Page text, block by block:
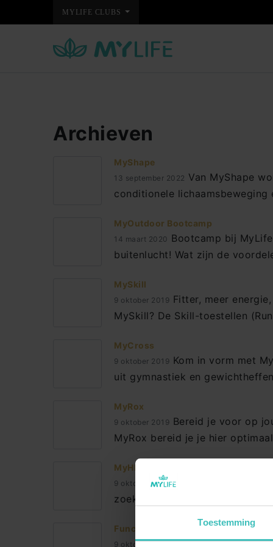
Toestemming
MYLIFE CLUBS
LEDEN INFORMATIE
Begeleiding op maat
Lesrooster & Reserveren
MyLife Webshop
Les
Archieven
MyShape
13 september 2022 Van MyShape
conditionele lichaamsbeweging
MyOutdoor Bootcamp
14 maart 2020 Bootcamp bij
buitenlucht! Wat zijn de
MySkill
9 oktober 2019 Fitter, meer
MySkill? De Skill-toestellen
MyCross
9 oktober 2019 Kom in vorm met
uit gymnastiek en
MyRox
9 oktober 2019 Bereid je voor op
MyRox bereid je je hier
MyHIIT
9 oktober 2019Wil je meer plezier
zoekt! Wat is HIIT? HIIT staat
Functioneel Trainen
9 oktober 2019Ben je toe aan een